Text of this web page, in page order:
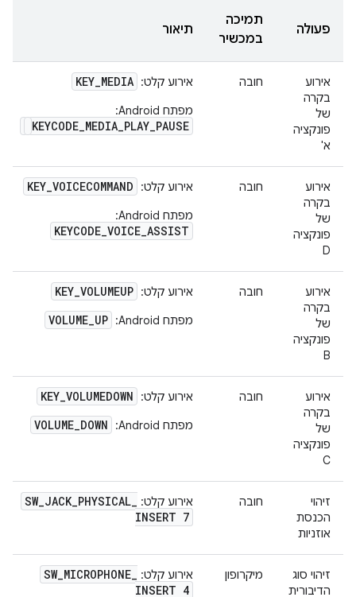
פעולה
תמיכה
במכשיר
תיאור
אירוע
בקרה
של
פונקציה
א'
חובה אירוע קלט: KEY_MEDIA
מפתח Android:
KEYCODE_MEDIA_PLAY_PAUSE
אירוע
בקרה
של
פונקציה
D
חובה אירוע קלט: KEY_VOICECOMMAND
מפתח Android:
KEYCODE_VOICE_ASSIST
אירוע
בקרה
של
פונקציה
B
חובה אירוע קלט: KEY_VOLUMEUP
מפתח Android: VOLUME_UP
אירוע
בקרה
של
פונקציה
C
חובה אירוע קלט: KEY_VOLUMEDOWN
מפתח Android: VOLUME_DOWN
זיהוי
הכנסת
אוזניות
חובה אירוע קלט: SW_JACK_PHYSICAL_
INSERT 7
זיהוי סוג
הדיבורית
מיקרופון אירוע קלט: SW_MICROPHONE_
INSERT 4